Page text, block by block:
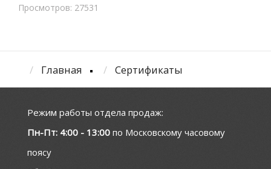
Просмотров: 27531
Главная Сертификаты
Режим работы отдела продаж:
Пн-Пт: 4:00 - 13:00 по Московскому часовому
поясу